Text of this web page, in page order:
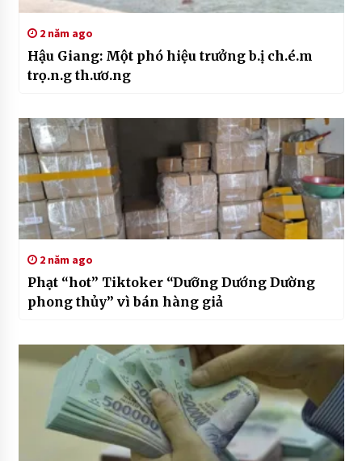
2 năm ago
Hậu Giang: Một phó hiệu trưởng b.ị ch.é.m
trọ.n.g th.ươ.ng
2 năm ago
Phạt “hot” Tiktoker “Dưỡng Dướng Dường
phong thủy” vì bán hàng giả